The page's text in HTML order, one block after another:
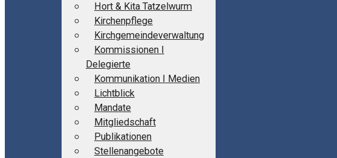
Hort & Kita Tatzelwurm
Kirchenpflege
Kirchgemeindeverwaltung
Kommissionen I
Delegierte
Kommunikation I Medien
Lichtblick
Mandate
Mitgliedschaft
Publikationen
Stellenangebote